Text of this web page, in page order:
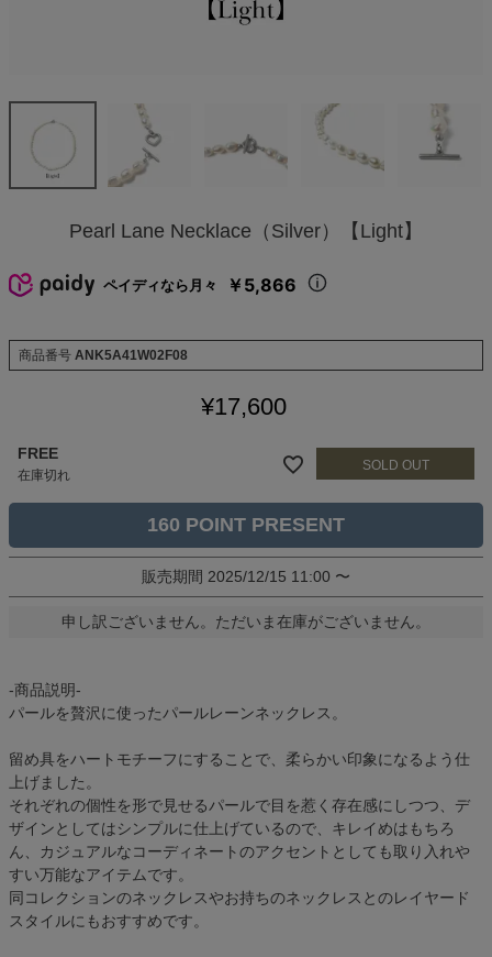
Pearl Lane Necklace（Silver）【Light】
ペイディなら月々 ￥5,866
商品番号 ANK5A41W02F08
¥17,600
FREE
在庫切れ
160
販売期間 2025/12/15 11:00 〜
申し訳ございません。ただいま在庫がございません。
-商品説明-
パールを贅沢に使ったパールレーンネックレス。
留め具をハートモチーフにすることで、柔らかい印象になるよう仕
上げました。
それぞれの個性を形で見せるパールで目を惹く存在感にしつつ、デ
ザインとしてはシンプルに仕上げているので、キレイめはもちろ
ん、カジュアルなコーディネートのアクセントとしても取り入れや
すい万能なアイテムです。
同コレクションのネックレスやお持ちのネックレスとのレイヤード
スタイルにもおすすめです。